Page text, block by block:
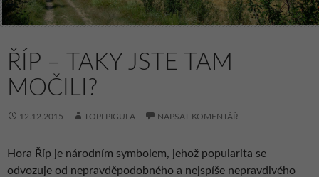
ŘÍP – TAKY JSTE TAM
MOČILI?
12.12.2015 TOPI PIGULA NAPSAT KOMENTÁŘ
Hora Říp je národním symbolem, jehož popularita se
odvozuje od nepravděpodobného a nejspíše nepravdivého